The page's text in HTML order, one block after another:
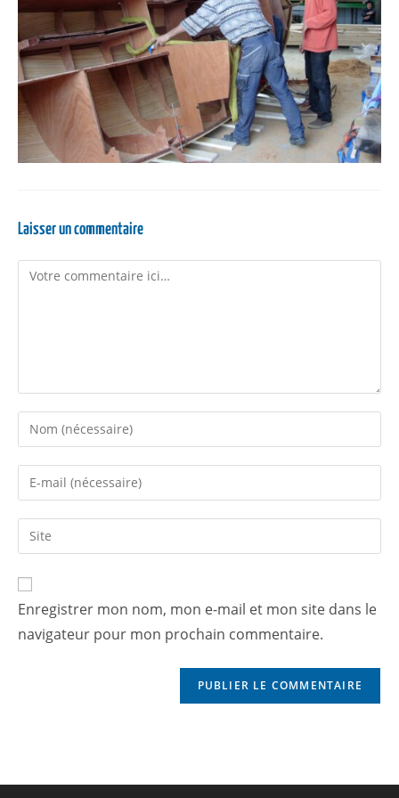
Laisser un commentaire
Enregistrer mon nom, mon e-mail et mon site dans le
navigateur pour mon prochain commentaire.